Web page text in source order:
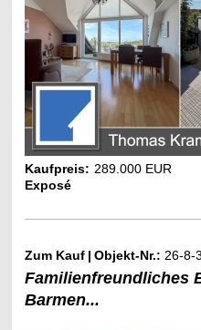
Kaufpreis: 289.000 EUR
Exposé
Zum Kauf | Objekt-Nr.: 26-8-
Familienfreundliches
Barmen...